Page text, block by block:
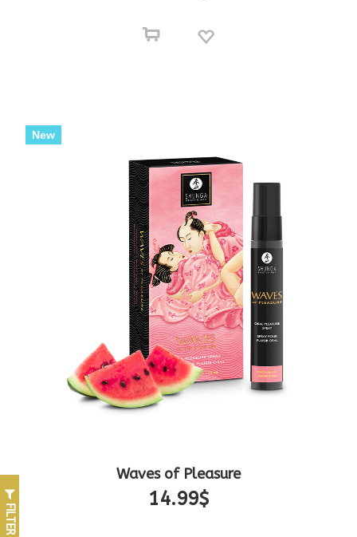
FILTER
New
Waves of Pleasure
14.99$